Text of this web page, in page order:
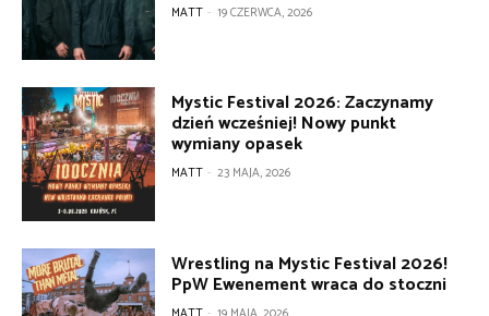
MATT - 19 CZERWCA, 2026
Mystic Festival 2026: Zaczynamy
dzień wcześniej! Nowy punkt
wymiany opasek
MATT - 23 MAJA, 2026
Wrestling na Mystic Festival 2026!
PpW Ewenement wraca do stoczni